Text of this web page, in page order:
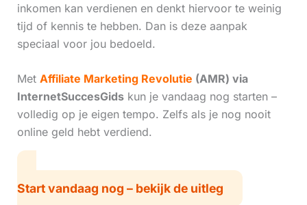
inkomen kan verdienen en denkt hiervoor te weinig
tijd of kennis te hebben. Dan is deze aanpak
speciaal voor jou bedoeld.
Met Affiliate Marketing Revolutie (AMR) via
InternetSuccesGidskun je vandaag nog starten –
volledig op je eigen tempo. Zelfs als je nog nooit
online geld hebt verdiend.
Start vandaag nog – bekijk de uitleg